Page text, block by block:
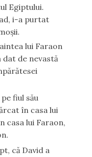
Egiptului.
i-a purtat
lui Faraon
de nevastă
fiul său
în casa lui
casa lui Faraon,
că David a